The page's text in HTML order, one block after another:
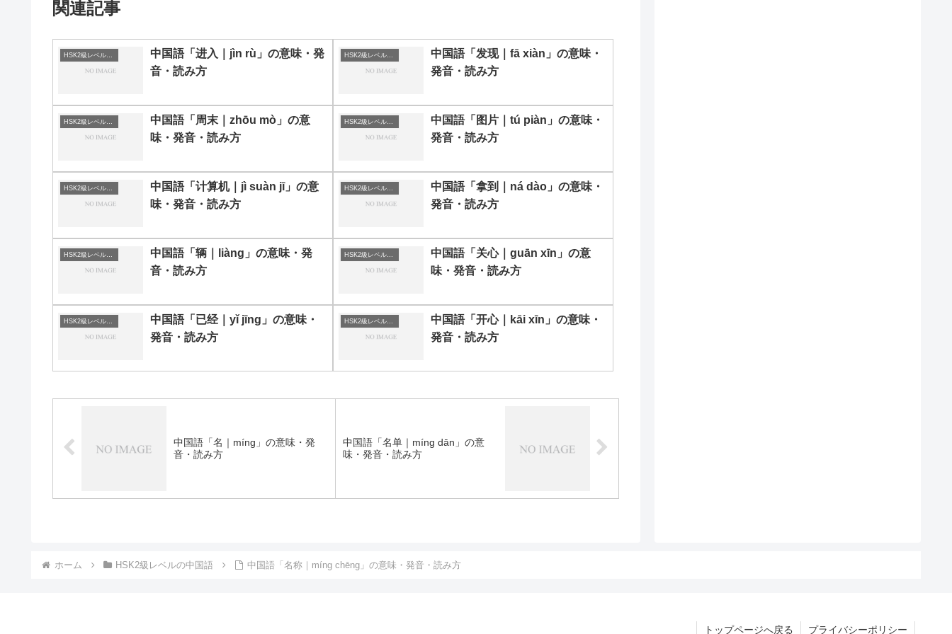
関連記事
中国語「进入｜jìn rù」の意味・発
音・読み方
中国語「发现｜fā xiàn」の意味・
発音・読み方
中国語「周末｜zhōu mò」の意
味・発音・読み方
中国語「图片｜tú piàn」の意味・
発音・読み方
中国語「计算机｜jì suàn jī」の意
味・発音・読み方
中国語「拿到｜ná dào」の意味・
発音・読み方
中国語「辆｜liàng」の意味・発
音・読み方
中国語「关心｜guān xīn」の意
味・発音・読み方
中国語「已经｜yǐ jīng」の意味・
発音・読み方
中国語「开心｜kāi xīn」の意味・
発音・読み方
中国語「名｜míng」の意味・発
音・読み方
中国語「名单｜míng dān」の意
味・発音・読み方
ホーム HSK2級レベルの中国語 中国語「名称｜míng chēng」の意味・発音・読み方
トップページへ戻る プライバシーポリシー